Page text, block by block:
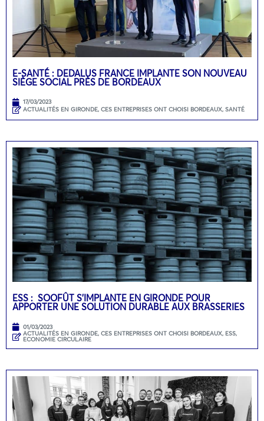
E-SANTÉ : DEDALUS FRANCE IMPLANTE SON NOUVEAU
SIÈGE SOCIAL PRÈS DE BORDEAUX
17/03/2023
ACTUALITÉS EN GIRONDE, CES ENTREPRISES ONT CHOISI BORDEAUX, SANTÉ
ESS : SOOFÛT S’IMPLANTE EN GIRONDE POUR
APPORTER UNE SOLUTION DURABLE AUX BRASSERIES
01/03/2023
ACTUALITÉS EN GIRONDE, CES ENTREPRISES ONT CHOISI BORDEAUX, ESS,
ECONOMIE CIRCULAIRE